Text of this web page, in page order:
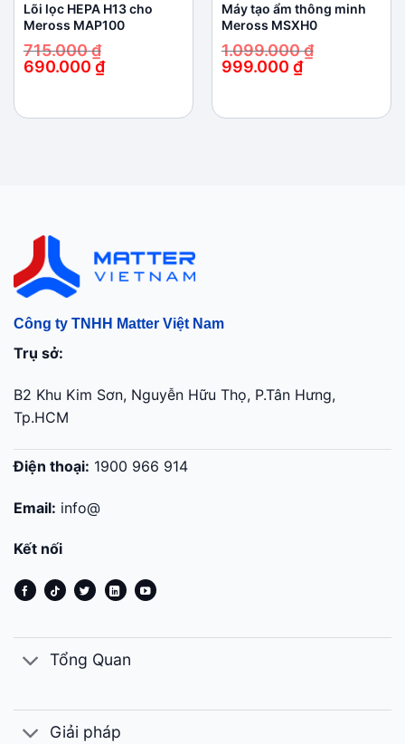
Lõi lọc HEPA H13 cho
Meross MAP100
715.000₫
715.000 ₫.
690.000 ₫
là:
Máy tạo ẩm thông minh
Meross MSXH0
1.099.000₫
1.099.000 ₫.
999.000 ₫
là:
Công ty TNHH Matter Việt Nam
Trụ sở:
B2 Khu Kim Sơn, Nguyễn Hữu Thọ, P.Tân Hưng,
Tp.HCM
Điện thoại: 1900 966 914
Email: info@
Kết nối
Tổng Quan
Giải pháp